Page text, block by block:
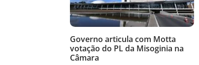
Governo articula com Motta
votação do PL da Misoginia na
Câmara